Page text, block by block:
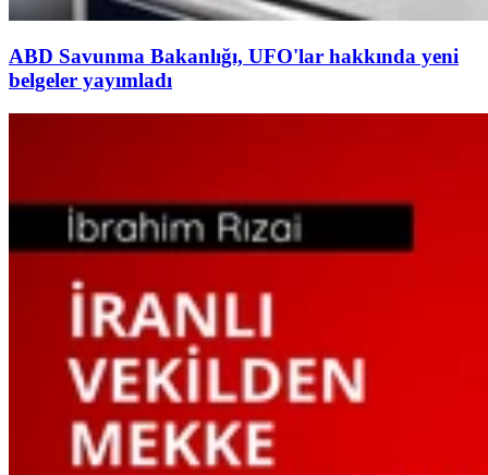
ABD Savunma Bakanlığı, UFO'lar hakkında yeni
belgeler yayımladı